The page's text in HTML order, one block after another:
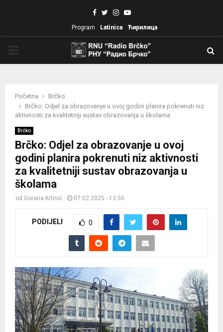
Facebook
TwitterInstagram
Youtube
Program Latinica Ћирилица
Početna
Brčko
Brčko: Odjel za obrazovanje u ovoj godini planira pokrenuti niz
aktivnosti za kvalitetniji sustav obrazovanja u školama
Brčko
Brčko: Odjel za obrazovanje u ovoj
godini planira pokrenuti niz aktivnosti
za kvalitetniji sustav obrazovanja u
školama
od Gorana Krtinić 07.02.2025 - 13:50
PODIJELI 0